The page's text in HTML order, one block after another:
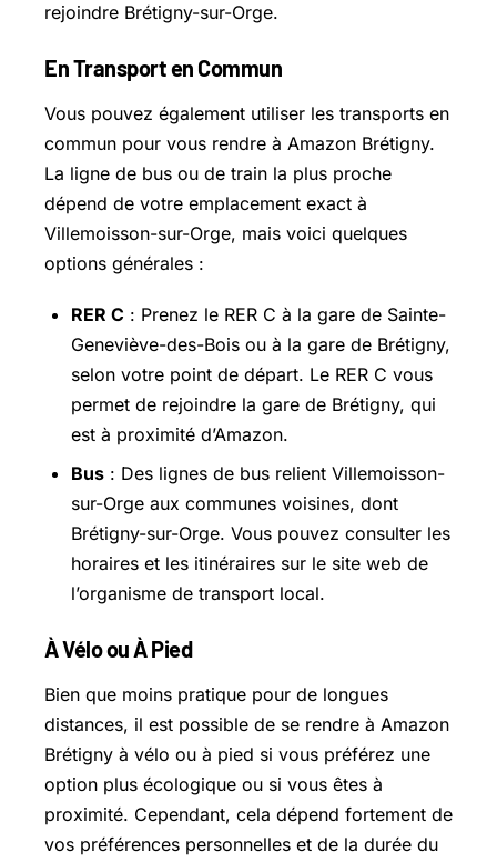
rejoindre Brétigny-sur-Orge.
En Transport en Commun
Vous pouvez également utiliser les transports en
commun pour vous rendre à Amazon Brétigny.
La ligne de bus ou de train la plus proche
dépend de votre emplacement exact à
Villemoisson-sur-Orge, mais voici quelques
options générales :
RER C : Prenez le RER C à la gare de Sainte-
Geneviève-des-Bois ou à la gare de Brétigny,
selon votre point de départ. Le RER C vous
permet de rejoindre la gare de Brétigny, qui
est à proximité d’Amazon.
Bus : Des lignes de bus relient Villemoisson-
sur-Orge aux communes voisines, dont
Brétigny-sur-Orge. Vous pouvez consulter les
horaires et les itinéraires sur le site web de
l’organisme de transport local.
À Vélo ou À Pied
Bien que moins pratique pour de longues
distances, il est possible de se rendre à Amazon
Brétigny à vélo ou à pied si vous préférez une
option plus écologique ou si vous êtes à
proximité. Cependant, cela dépend fortement de
vos préférences personnelles et de la durée du